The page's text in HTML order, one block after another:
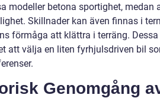
modeller betona sportighet,
Skillnader kan även finnas i
förmåga att klättra i terräng.
att välja en liten fyrhjulsdriven bil
Genomgång